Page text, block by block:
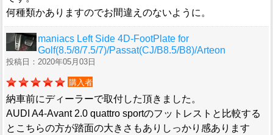
何種類かありますのでお間違えのないように。
maniacs Left Side 4D-FootPlate for
Golf(8.5/8/7.5/7)/Passat(CJ/B8.5/B8)/Arteon
投稿日：2020年05月03日
購入者
納車前にディーラーで取付した頂きました。
AUDI A4-Avant 2.0 quattro sportのフットレストと比較する
とこちらの方が踏面の大きさもありしっかり感あります